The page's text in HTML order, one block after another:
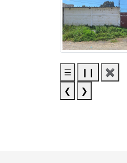
☰ ❙❙
✖
❮
❯